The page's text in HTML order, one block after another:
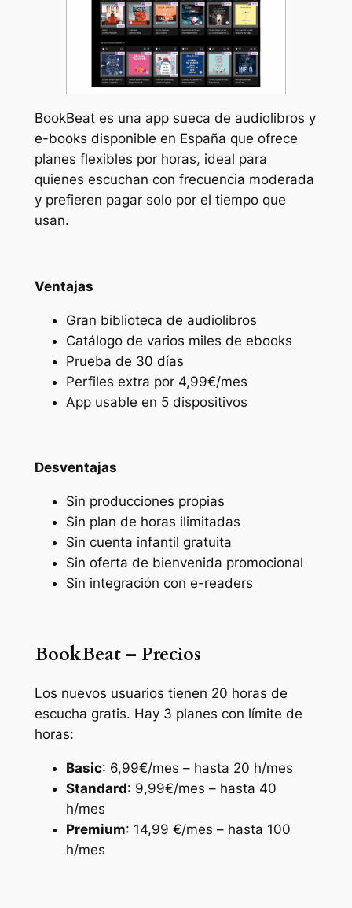
BookBeat es una app sueca de audiolibros y
e-books disponible en España que ofrece
planes flexibles por horas, ideal para
quienes escuchan con frecuencia moderada
y prefieren pagar solo por el tiempo que
usan.
Ventajas
Gran biblioteca de audiolibros
Catálogo de varios miles de ebooks
Prueba de 30 días
Perfiles extra por 4,99€/mes
App usable en 5 dispositivos
Desventajas
Sin producciones propias
Sin plan de horas ilimitadas
Sin cuenta infantil gratuita
Sin oferta de bienvenida promocional
Sin integración con e-readers
BookBeat – Precios
Los nuevos usuarios tienen 20 horas de
escucha gratis. Hay 3 planes con límite de
horas:
Basic: 6,99€/mes – hasta 20 h/mes
Standard: 9,99€/mes – hasta 40
h/mes
Premium: 14,99 €/mes – hasta 100
h/mes